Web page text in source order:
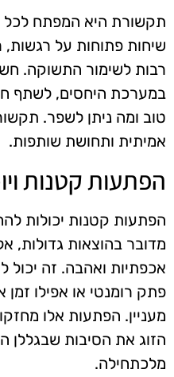
תקשורת היא המפתח לכל
שיחות פתוחות על רגשות,
רבות לשימור התשוקה.
במערכת היחסים, לשתף
טוב ומה ניתן לשפר.
אמיתית ותחושת שותפות.
הפתעות קטנות
הפתעות קטנות יכולות
מדובר בהוצאות גדולות,
אכפתיות ואהבה. זה יכול
פתק רומנטי או אפילו
מעניין. הפתעות אלו
הזוג את הסיבות שבגללן
מלכתחילה.